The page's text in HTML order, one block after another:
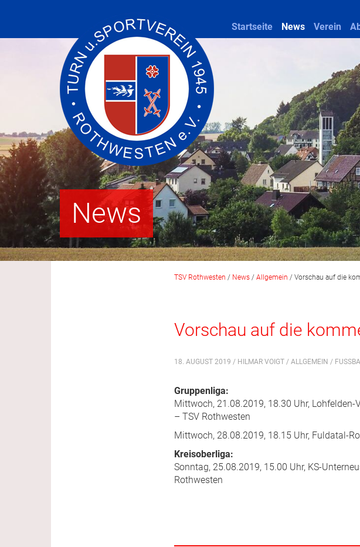
Startseite News Verein
News
TSV Rothwesten / News / Allgemein / Vorschau auf die
Vorschau auf die
18. AUGUST 2019 / HILMAR VOIGT / ALLGEMEIN /
Gruppenliga:
Mittwoch, 21.08.2019, 18.30 Uhr, Lohfelden-
– TSV Rothwesten
Mittwoch, 28.08.2019, 18.15 Uhr, Fuldatal-
Kreisoberliga:
Sonntag, 25.08.2019, 15.00 Uhr, KS-
Rothwesten